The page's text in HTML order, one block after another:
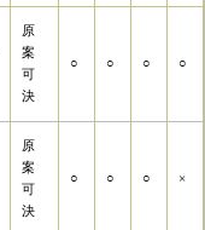
原
案
可
決
○ ○ ○ ○
原
案
可
決
○ ○ ○ ×